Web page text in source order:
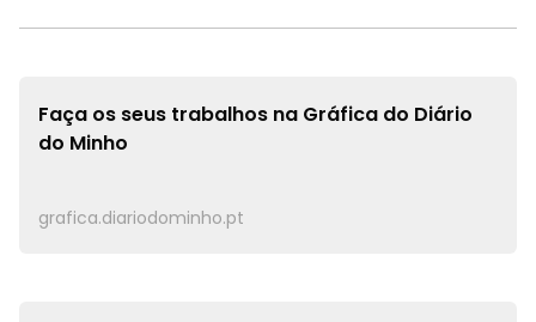
Faça os seus trabalhos na Gráfica do Diário
do Minho
grafica.diariodominho.pt